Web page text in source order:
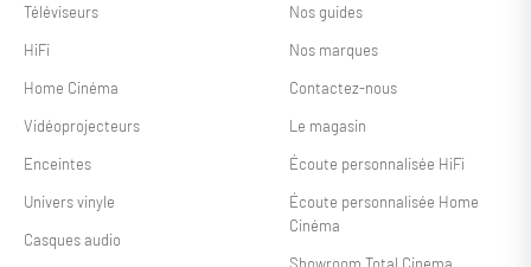
Téléviseurs
HiFi
Home Cinéma
Vidéoprojecteurs
Enceintes
Univers vinyle
Casques audio
Nos guides
Nos marques
Contactez-nous
Le magasin
Écoute personnalisée HiFi
Écoute personnalisée Home
Cinéma
Showroom Total Cinema